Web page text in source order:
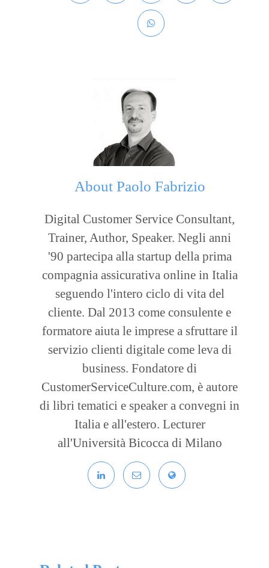
About Paolo Fabrizio
Digital Customer Service Consultant,
Trainer, Author, Speaker. Negli anni
'90 partecipa alla startup della prima
compagnia assicurativa online in Italia
seguendo l'intero ciclo di vita del
cliente. Dal 2013 come consulente e
formatore aiuta le imprese a sfruttare il
servizio clienti digitale come leva di
business. Fondatore di
CustomerServiceCulture.com, è autore
di libri tematici e speaker a convegni in
Italia e all'estero. Lecturer
all'Università Bicocca di Milano